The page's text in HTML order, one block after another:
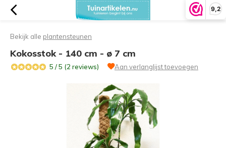
9,2
Bekijk alle plantensteunen
Kokosstok - 140 cm - ø 7 cm
5 / 5 (2 reviews) Aan verlanglijst toevoegen